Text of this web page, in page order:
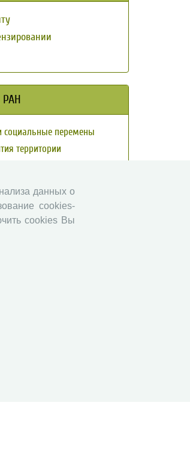
социальные перемены
территории
данных о
cookies-
cookies Вы